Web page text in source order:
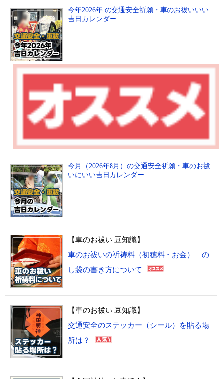
今年2026年 の交通安全祈願・車のお祓いいい
吉日カレンダー
今月（2026年8月）の交通安全祈願・車のお祓
いにいい吉日カレンダー
【車のお祓い 豆知識】
車のお祓いの祈祷料（初穂料・お金）｜の
し袋の書き方について
【車のお祓い 豆知識】
交通安全のステッカー（シール）を貼る場
所は？